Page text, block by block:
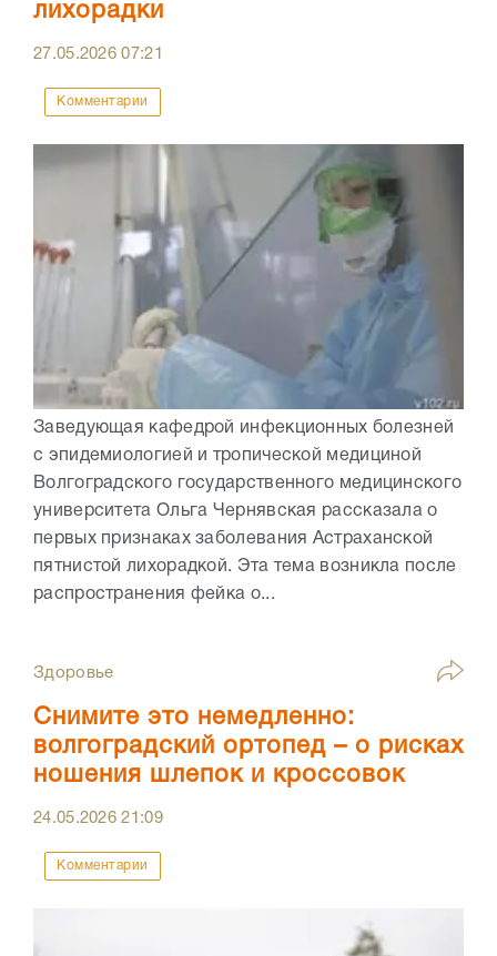
лихорадки
27.05.202607:21
Комментарии
Заведующая кафедрой инфекционных болезней
с эпидемиологией и тропической медициной
Волгоградского государственного медицинского
университета Ольга Чернявская рассказала о
первых признаках заболевания Астраханской
пятнистой лихорадкой. Эта тема возникла после
распространения фейка о...
Здоровье
Снимите это немедленно:
волгоградский ортопед – о рисках
ношения шлепок и кроссовок
24.05.202621:09
Комментарии